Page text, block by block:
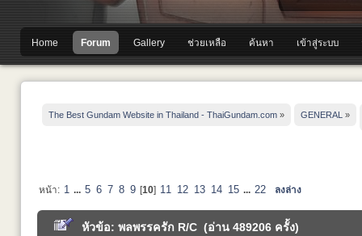
Home Forum Gallery ช่วยเหลือ ค้นหา เข้าสู่ระบบ
The Best Gundam Website in Thailand - ThaiGundam.com » GENERAL »
หน้า: 1 ... 5 6 7 8 9 [10] 11 12 13 14 15 ... 22 ลงล่าง
หัวข้อ: พลพรรครัก R/C (อ่าน 489206 ครั้ง)